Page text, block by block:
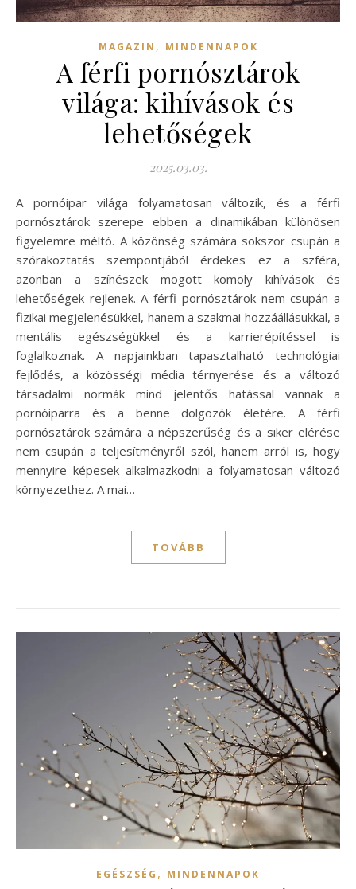
MAGAZIN , MINDENNAPOK
A férfi pornósztárok
világa: kihívások és
lehetőségek
2025.03.03.
A pornóipar világa folyamatosan változik, és a férfi
pornósztárok szerepe ebben a dinamikában különösen
figyelemre méltó. A közönség számára sokszor csupán a
szórakoztatás szempontjából érdekes ez a szféra,
azonban a színészek mögött komoly kihívások és
lehetőségek rejlenek. A férfi pornósztárok nem csupán a
fizikai megjelenésükkel, hanem a szakmai hozzáállásukkal, a
mentális egészségükkel és a karrierépítéssel is
foglalkoznak. A napjainkban tapasztalható technológiai
fejlődés, a közösségi média térnyerése és a változó
társadalmi normák mind jelentős hatással vannak a
pornóiparra és a benne dolgozók életére. A férfi
pornósztárok számára a népszerűség és a siker elérése
nem csupán a teljesítményről szól, hanem arról is, hogy
mennyire képesek alkalmazkodni a folyamatosan változó
környezethez. A mai…
TOVÁBB
EGÉSZSÉG , MINDENNAPOK